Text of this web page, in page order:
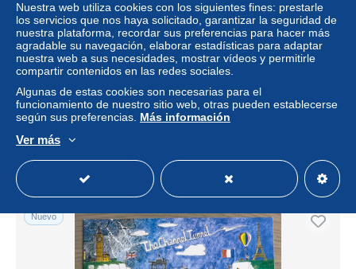
Carte postale Concorde - France Europe - dessin :
CLAVAL
± 6,36 US$
Estatus Privado
Nuevo
Nuestra web utiliza cookies con los siguientes fines: prestarle
los servicios que nos haya solicitado, garantizar la seguridad de
nuestra plataforma, recordar sus preferencias para hacer más
agradable su navegación, elaborar estadísticas para adaptar
nuestra web a sus necesidades, mostrar vídeos y permitirle
compartir contenidos en las redes sociales.
Algunas de estas cookies son necesarias para el
funcionamiento de nuestro sitio web, otras pueden establecerse
según sus preferencias. Más información
Ver más